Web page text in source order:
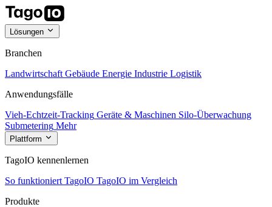
Lösungen
Branchen
Landwirtschaft Gebäude Energie Industrie Logistik
Anwendungsfälle
Vieh-Echtzeit-Tracking Geräte & Maschinen Silo-Überwachung
Submetering Mehr
Plattform
TagoIO kennenlernen
So funktioniert TagoIO TagoIO im Vergleich
Produkte